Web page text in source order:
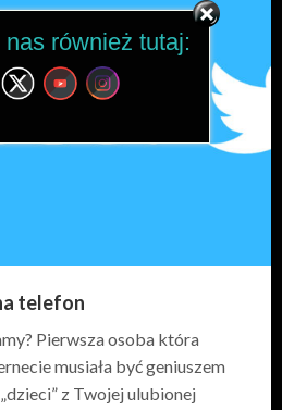
telefon
Pierwsza osoba która
musiała być geniuszem
z Twojej ulubionej
również tutaj: